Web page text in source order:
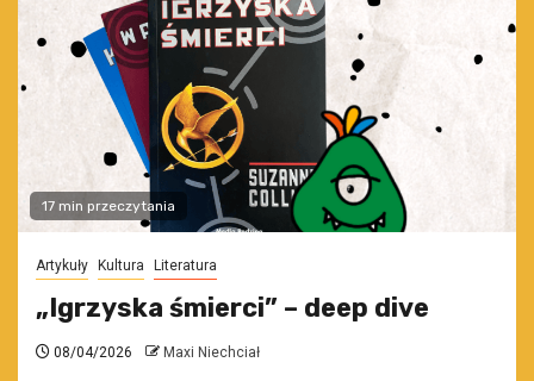
17 min przeczytania
Artykuły Kultura Literatura
„Igrzyska śmierci” – deep dive
08/04/2026 Maxi Niechciał